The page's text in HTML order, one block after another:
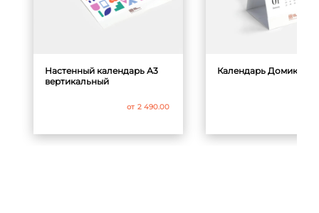
Настенный календарь А3
вертикальный
от 2 490.00
Календарь Домик